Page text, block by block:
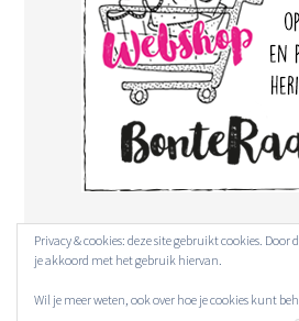
Privacy & cookies: deze site gebruikt cookies. Door
je akkoord met het gebruik hiervan.
Wil je meer weten, ook over hoe je cookies kunt